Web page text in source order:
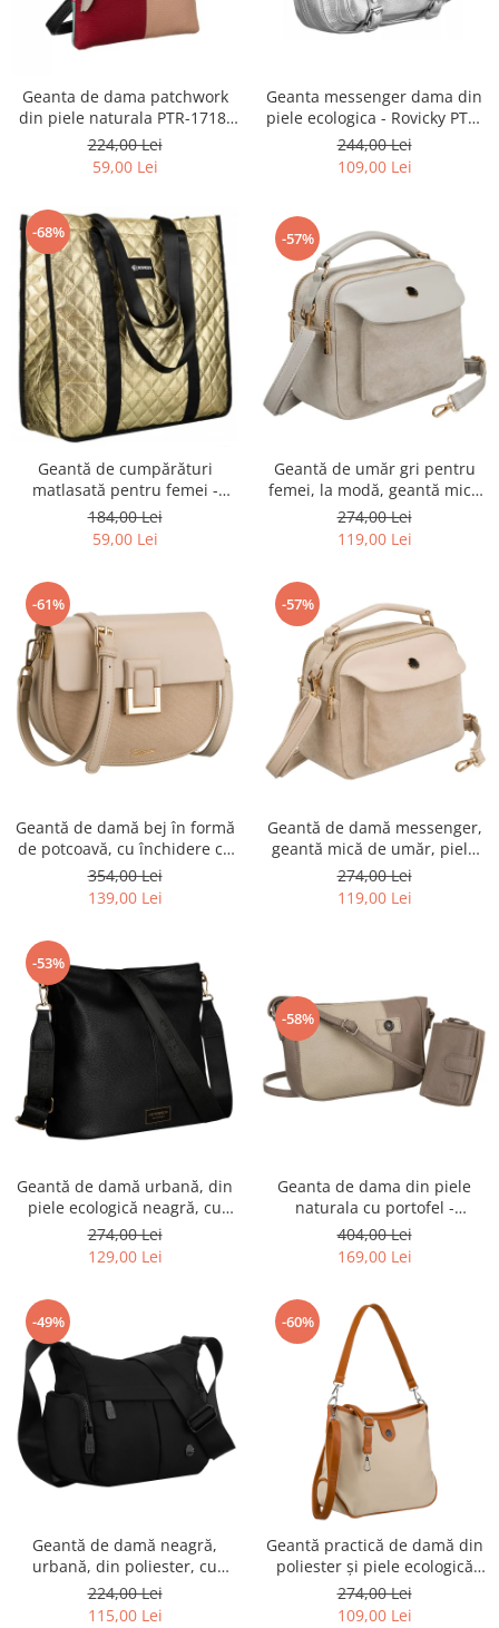
Geanta de dama patchwork
din piele naturala PTR-1718-
SKL-6922 MULTI
224,00 Lei
59,00 Lei
Geanta messenger dama din
piele ecologica - Rovicky PTR-
R-TOR-ALE-2-3776 SIL
244,00 Lei
109,00 Lei
-68%
Geantă de cumpărături
matlasată pentru femei -
Rovicky PTR-RSPV-001P-5277
GOLD
184,00 Lei
59,00 Lei
-57%
Geantă de umăr gri pentru
femei, la modă, geantă mică
urbană cu fermoar, piele
ecologică - Peterson PTR-PTN
274,00 Lei
119,00 Lei
-61%
Geantă de damă bej în formă
de potcoavă, cu închidere cu
clip magnetic - Peterson PTR-
PTN PIWONIA BEIGE
354,00 Lei
139,00 Lei
-57%
Geantă de damă messenger,
geantă mică de umăr, piele
ecologică, geantă bej cu
fermoar la modă - Peterson
274,00 Lei
119,00 Lei
-53%
Geantă de damă urbană, din
piele ecologică neagră, cu
curea reglabilă - Peterson
PTR-PTN JK6-06-6642
274,00 Lei
129,00 Lei
-58%
Geanta de dama din piele
naturala cu portofel -
Peterson PTR-PTN CF4-DS-
5216 D.BE
404,00 Lei
169,00 Lei
-49%
Geantă de damă neagră,
urbană, din poliester, cu
închidere cu fermoar -
Peterson PTR-PTN CTY-22-
224,00 Lei
115,00 Lei
-60%
Geantă practică de damă din
poliester și piele ecologică
ecru, cu închidere cu fermoar
- Peterson PTR-PTN CTY-30-
274,00 Lei
109,00 Lei